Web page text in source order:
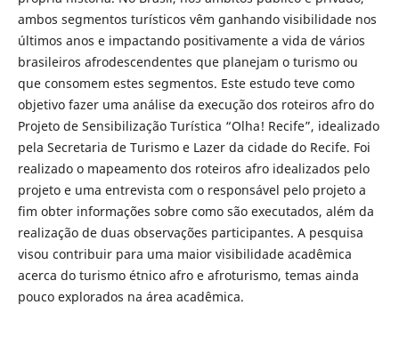
ambos segmentos turísticos vêm ganhando visibilidade nos
últimos anos e impactando positivamente a vida de vários
brasileiros afrodescendentes que planejam o turismo ou
que consomem estes segmentos. Este estudo teve como
objetivo fazer uma análise da execução dos roteiros afro do
Projeto de Sensibilização Turística “Olha! Recife”, idealizado
pela Secretaria de Turismo e Lazer da cidade do Recife. Foi
realizado o mapeamento dos roteiros afro idealizados pelo
projeto e uma entrevista com o responsável pelo projeto a
fim obter informações sobre como são executados, além da
realização de duas observações participantes. A pesquisa
visou contribuir para uma maior visibilidade acadêmica
acerca do turismo étnico afro e afroturismo, temas ainda
pouco explorados na área acadêmica.